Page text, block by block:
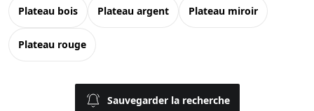
plateau bois plateau argent plateau miroir
plateau rouge
Sauvegarder la recherche